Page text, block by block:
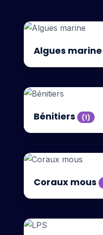
Algues marine
Bénitiers (1)
Coraux mous